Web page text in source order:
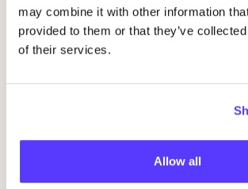
may combine it with other information
provided to them or that they’ve
of their services.
Allow all